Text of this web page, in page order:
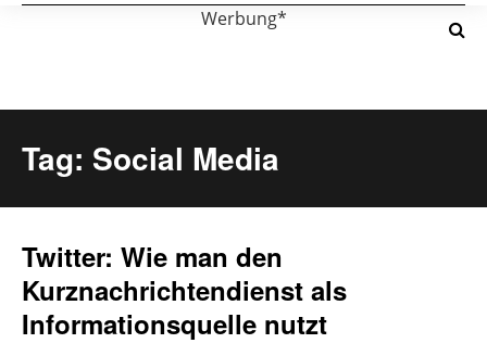
Werbung*
Tag: Social Media
Twitter: Wie man den
Kurznachrichtendienst als
Informationsquelle nutzt